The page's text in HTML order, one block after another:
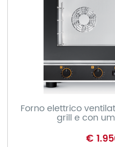
Forno elettrico
grill e con
€